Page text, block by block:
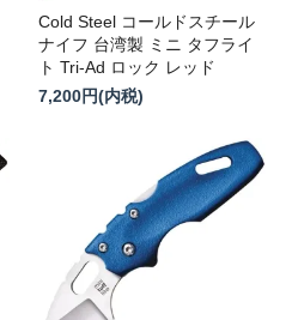
Cold Steel コールドスチール
ナイフ 台湾製 ミニ タフライ
ト Tri-Ad ロック レッド
7,200円(内税)